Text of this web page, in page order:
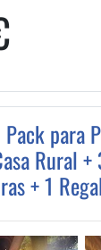
para
Rural +
+ 1